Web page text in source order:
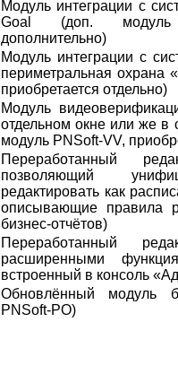
Модуль интеграции с
Goal (доп. модуль
дополнительно)
Модуль интеграции с
периметральная охрана
приобретается отдельно)
Модуль
отдельном окне или же в
модуль PNSoft-VV,
Переработанный
позволяющий
редактировать как
описывающие правила
бизнес-отчётов)
Переработанный
расширенными
встроенный в консоль
Обновлённый модуль
PNSoft-PO)